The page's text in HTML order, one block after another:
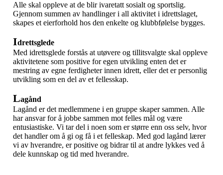
Alle skal oppleve at de blir ivaretatt sosialt og sportslig.
Gjennom summen av handlinger i all aktivitet i idrettslaget,
skapes et eierforhold hos den enkelte og klubbfølelse bygges.
Idrettsglede
Med idrettsglede forstås at utøvere og tillitsvalgte skal oppleve
aktivitetene som positive for egen utvikling enten det er
mestring av egne ferdigheter innen idrett, eller det er personlig
utvikling som en del av et fellesskap.
Lagånd
Lagånd er det medlemmene i en gruppe skaper sammen. Alle
har ansvar for å jobbe sammen mot felles mål og være
entusiastiske. Vi tar del i noen som er større enn oss selv, hvor
det handler om å gi og få i et felleskap. Med god lagånd lærer
vi av hverandre, er positive og bidrar til at andre lykkes ved å
dele kunnskap og tid med hverandre.